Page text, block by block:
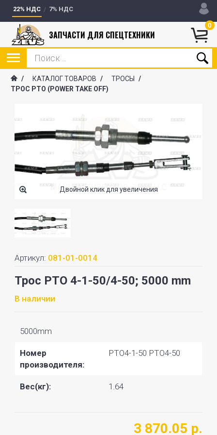
22% НДС 7% НДС
0
ЗАПЧАСТИ ДЛЯ СПЕЦТЕХНИКИ
/ КАТАЛОГ ТОВАРОВ / ТРОСЫ
/
ТРОС PTO (POWER TAKE OFF)
Двойной клик для увеличения
Артикул: 081-01-0014
Трос PTO 4-1-50/4-50; 5000 mm
В наличии
5000mm
Номер
производителя:
PTO4-1-50 PTO4-50
Вес(кг): 1.64
3 870.05 р.